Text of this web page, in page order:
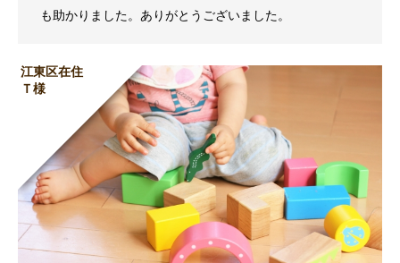
も助かりました。ありがとうございました。
江東区在住
Ｔ様